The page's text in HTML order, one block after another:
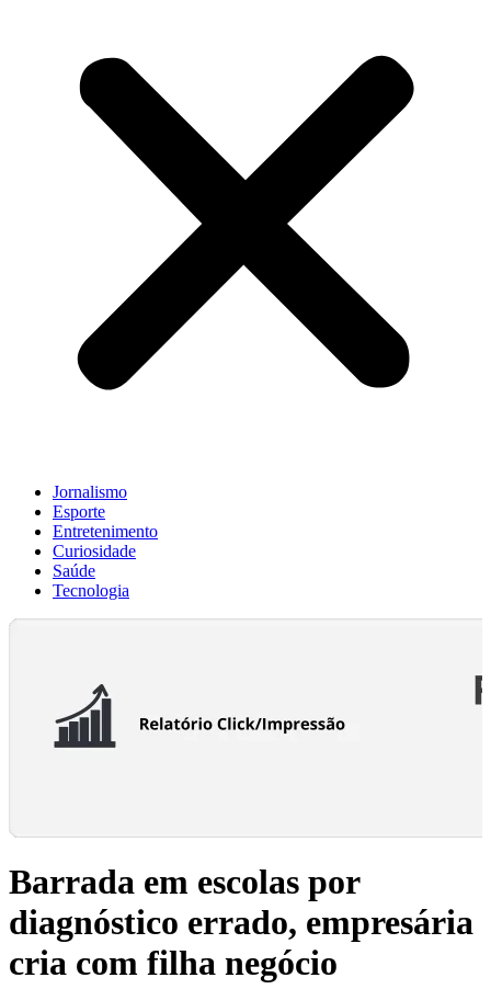
Jornalismo
Esporte
Entretenimento
Curiosidade
Saúde
Tecnologia
Barrada em escolas por
diagnóstico errado, empresária
cria com filha negócio